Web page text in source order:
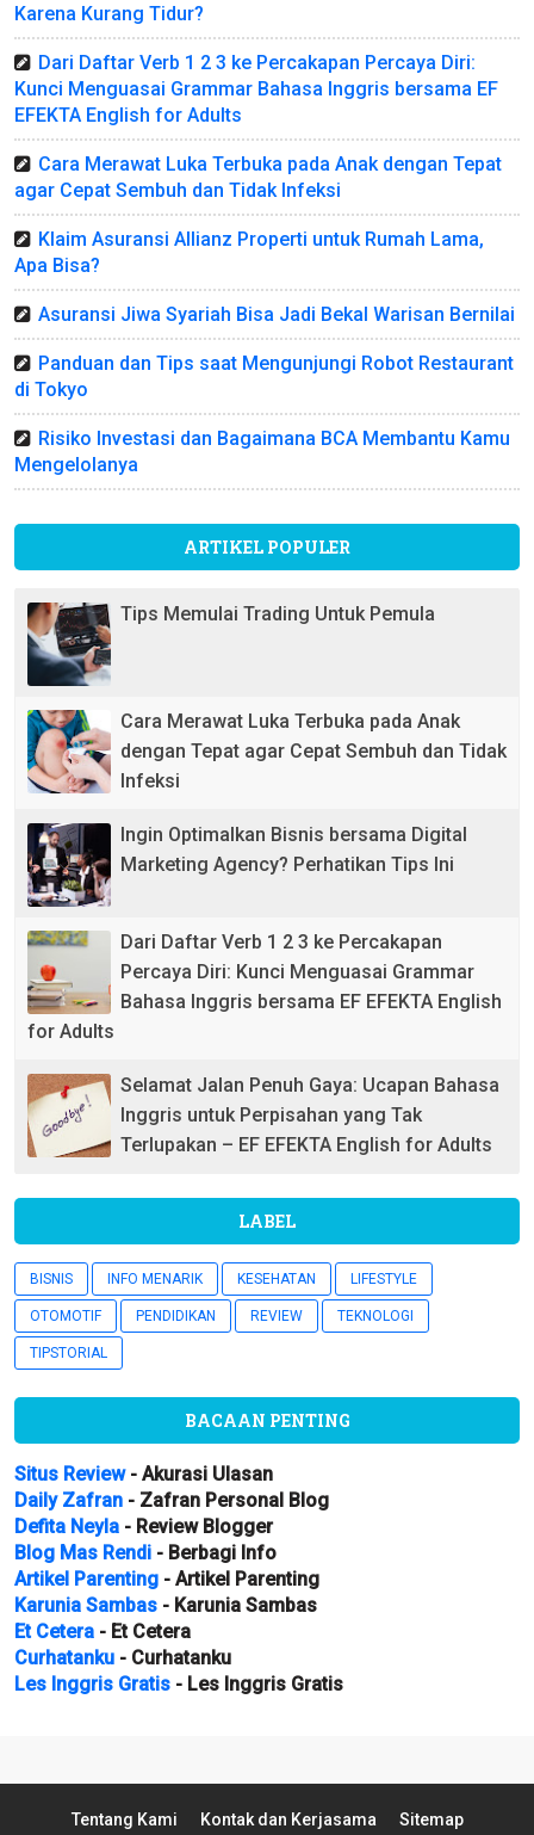
Karena Kurang Tidur?
Dari Daftar Verb 1 2 3 ke Percakapan Percaya Diri:
Kunci Menguasai Grammar Bahasa Inggris bersama EF
EFEKTA English for Adults
Cara Merawat Luka Terbuka pada Anak dengan Tepat
agar Cepat Sembuh dan Tidak Infeksi
Klaim Asuransi Allianz Properti untuk Rumah Lama,
Apa Bisa?
Asuransi Jiwa Syariah Bisa Jadi Bekal Warisan Bernilai
Panduan dan Tips saat Mengunjungi Robot Restaurant
di Tokyo
Risiko Investasi dan Bagaimana BCA Membantu Kamu
Mengelolanya
ARTIKEL POPULER
Tips Memulai Trading Untuk Pemula
Cara Merawat Luka Terbuka pada Anak
dengan Tepat agar Cepat Sembuh dan Tidak
Infeksi
Ingin Optimalkan Bisnis bersama Digital
Marketing Agency? Perhatikan Tips Ini
Dari Daftar Verb 1 2 3 ke Percakapan
Percaya Diri: Kunci Menguasai Grammar
Bahasa Inggris bersama EF EFEKTA English
for Adults
Selamat Jalan Penuh Gaya: Ucapan Bahasa
Inggris untuk Perpisahan yang Tak
Terlupakan – EF EFEKTA English for Adults
LABEL
BISNIS INFO MENARIK KESEHATAN LIFESTYLE
OTOMOTIF PENDIDIKAN REVIEW TEKNOLOGI
TIPSTORIAL
BACAAN PENTING
Situs Review- Akurasi Ulasan
Daily Zafran - Zafran Personal Blog
Defita Neyla - Review Blogger
Blog Mas Rendi - Berbagi Info
Artikel Parenting - Artikel Parenting
Karunia Sambas - Karunia Sambas
Et Cetera - Et Cetera
Curhatanku - Curhatanku
Les Inggris Gratis - Les Inggris Gratis
Tentang Kami Kontak dan Kerjasama Sitemap